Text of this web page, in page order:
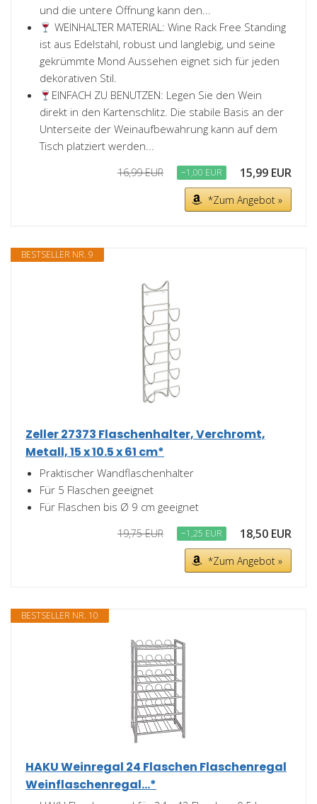
und die untere Öffnung kann den...
WEINHALTER MATERIAL: Wine Rack Free Standing
ist aus Edelstahl, robust und langlebig, und seine
gekrümmte Mond Aussehen eignet sich für jeden
dekorativen Stil.
EINFACH ZU BENUTZEN: Legen Sie den Wein
direkt in den Kartenschlitz. Die stabile Basis an der
Unterseite der Weinaufbewahrung kann auf dem
Tisch platziert werden...
16,99 EUR −1,00 EUR 15,99 EUR
*Zum Angebot »
BESTSELLER NR. 9
Zeller 27373 Flaschenhalter, Verchromt,
Metall, 15 x 10.5 x 61 cm*
Praktischer Wandflaschenhalter
Für 5 Flaschen geeignet
Für Flaschen bis Ø 9 cm geeignet
19,75 EUR −1,25 EUR 18,50 EUR
*Zum Angebot »
BESTSELLER NR. 10
HAKU Weinregal 24 Flaschen Flaschenregal
Weinflaschenregal...*